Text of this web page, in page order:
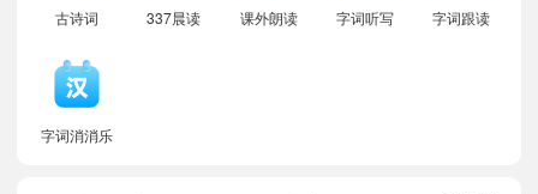
古诗词 337晨读 课外朗读 字词听写 字词跟读
字词消消乐